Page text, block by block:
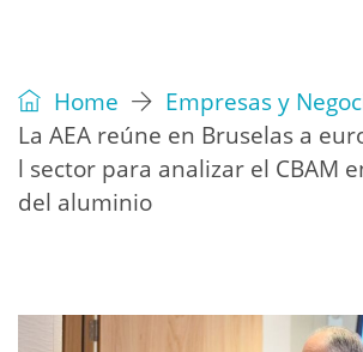
Home
Empresas y
La AEA reúne en Bruselas a
l sector para analizar el CBAM
del aluminio